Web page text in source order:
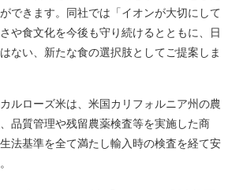
できます。同社では「イオンが大切にして
や食文化を今後も守り続けるとともに、日
ない、新たな食の選択肢としてご提案しま
ルローズ米は、米国カリフォルニア州の農
品質管理や残留農薬検査等を実施した商
法基準を全て満たし輸入時の検査を経て安